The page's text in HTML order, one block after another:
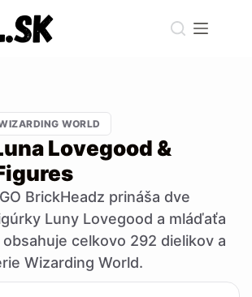
WORLD
Lovegood &
BrickHeadz prináša dve
Luny Lovegood a mláďaťa
celkovo 292 dielikov a
Wizarding World.